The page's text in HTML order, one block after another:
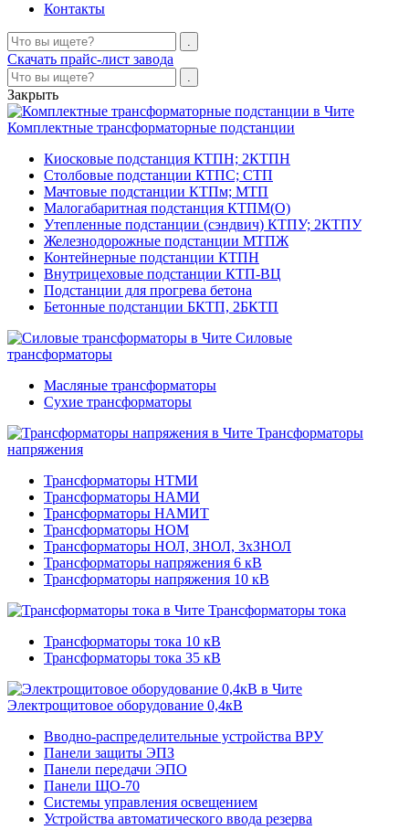
Контакты
Скачать прайс-лист завода
Закрыть
Комплектные трансформаторные подстанции
Киосковые подстанция КТПН; 2КТПН
Столбовые подстанции КТПС; СТП
Мачтовые подстанции КТПм; МТП
Малогабаритная подстанция КТПМ(О)
Утепленные подстанции (сэндвич) КТПУ; 2КТПУ
Железнодорожные подстанции МТПЖ
Контейнерные подстанции КТПН
Внутрицеховые подстанции КТП-ВЦ
Подстанции для прогрева бетона
Бетонные подстанции БКТП, 2БКТП
Силовые
трансформаторы
Масляные трансформаторы
Сухие трансформаторы
Трансформаторы
напряжения
Трансформаторы НТМИ
Трансформаторы НАМИ
Трансформаторы НАМИТ
Трансформаторы НОМ
Трансформаторы НОЛ, ЗНОЛ, 3хЗНОЛ
Трансформаторы напряжения 6 кВ
Трансформаторы напряжения 10 кВ
Трансформаторы тока
Трансформаторы тока 10 кВ
Трансформаторы тока 35 кВ
Электрощитовое оборудование 0,4кВ
Вводно-распределительные устройства ВРУ
Панели защиты ЭПЗ
Панели передачи ЭПО
Панели ЩО-70
Системы управления освещением
Устройства автоматического ввода резерва